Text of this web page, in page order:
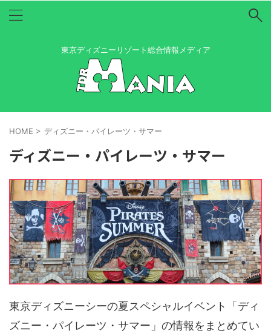
東京ディズニーリゾート総合情報メディア
HOME > ディズニー・パイレーツ・サマー
ディズニー・パイレーツ・サマー
東京ディズニーシーの夏スペシャルイベント「ディ
ズニー・パイレーツ・サマー」の情報をまとめてい